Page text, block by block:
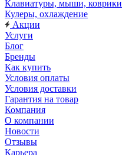
Клавиатуры, мыши, коврики
Кулеры, охлаждение
Акции
Услуги
Блог
Бренды
Как купить
Условия оплаты
Условия доставки
Гарантия на товар
Компания
О компании
Новости
Отзывы
Карьера